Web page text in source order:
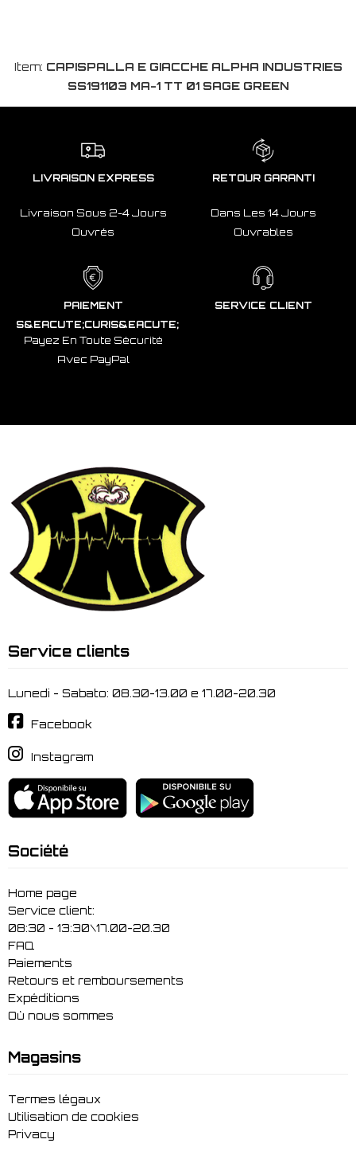
Item: CAPISPALLA E GIACCHE ALPHA INDUSTRIES
SS191103 MA-1 TT 01 SAGE GREEN
LIVRAISON EXPRESS
Livraison Sous 2-4 Jours
Ouvrés
RETOUR GARANTI
Dans Les 14 Jours
Ouvrables
PAIEMENT
S&EACUTE;CURIS&EACUTE;
Payez En Toute Sécurité
Avec PayPal
SERVICE CLIENT
Service clients
Lunedi - Sabato: 08.30-13.00 e 17.00-20.30
Facebook
Instagram
Société
Home page
Service client:
08:30 - 13:30\17.00-20.30
FAQ
Paiements
Retours et remboursements
Expéditions
Où nous sommes
Magasins
Termes légaux
Utilisation de cookies
Privacy